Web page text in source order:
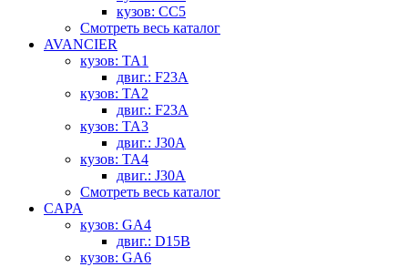
кузов: CC5
Смотреть весь каталог
AVANCIER
кузов: TA1
двиг.: F23A
кузов: TA2
двиг.: F23A
кузов: TA3
двиг.: J30A
кузов: TA4
двиг.: J30A
Смотреть весь каталог
CAPA
кузов: GA4
двиг.: D15B
кузов: GA6